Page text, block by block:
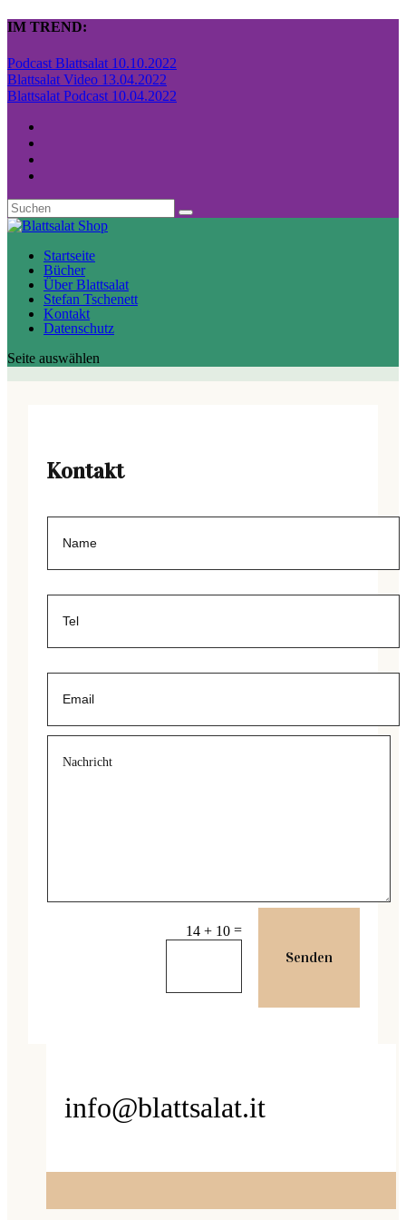
IM TREND:
Podcast Blattsalat 10.10.2022
Blattsalat Video 13.04.2022
Blattsalat Podcast 10.04.2022
Startseite
Bücher
Über Blattsalat
Stefan Tschenett
Kontakt
Datenschutz
Seite auswählen
Kontakt
14 + 10=
Senden
info@blattsalat.it